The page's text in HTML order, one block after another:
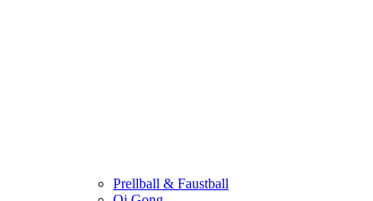
Prellball & Faustball